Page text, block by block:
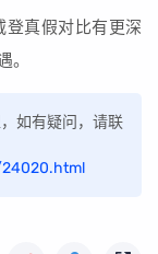
真假对比有更深
。
如有疑问，请联